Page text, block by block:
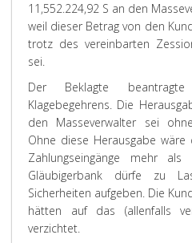
11,552.224,92 S an den
weil dieser Betrag von den
trotz des vereinbarten
sei.
Der Beklagte
Klagebegehrens. Die
den Masseverwalter sei
Ohne diese Herausgabe
Zahlungseingänge mehr
Gläubigerbank dürfe zu
Sicherheiten aufgeben. Die
hätten auf das (allenfalls
verzichtet.